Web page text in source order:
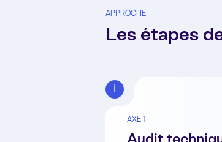
APPROCHE
Les étapes
AXE 1
Audit